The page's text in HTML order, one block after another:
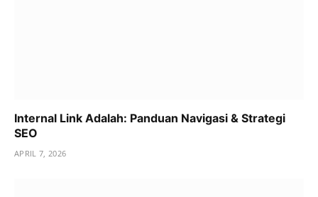
Internal Link Adalah: Panduan Navigasi & Strategi
SEO
APRIL 7, 2026